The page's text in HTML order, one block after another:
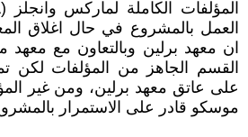
العمل بالمشروع في حال اغلاق
ان معهد برلين وبالتعاون مع
القسم الجاهز من المؤلفات لكن
على عاتق معهد برلين، ومن غير
موسكو قادر على الاستمرار